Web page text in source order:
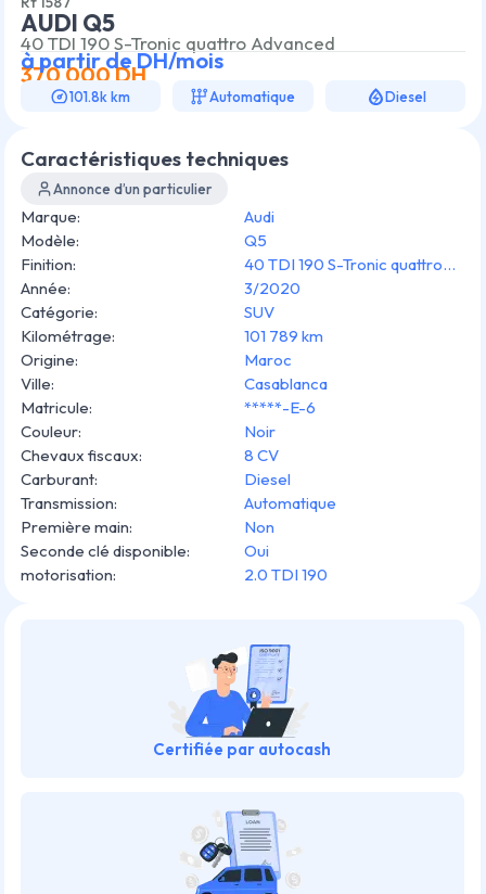
Caractéristiques techniques
Annonce d’un particulier
Marque:
Audi
Modèle:
Q5
Finition:
40 TDI 190 S-Tronic quattro
Advanced
Année:
3/2020
Catégorie:
SUV
Kilométrage:
101 789 km
Origine:
Maroc
Ville:
Casablanca
Matricule:
*****-E-6
Couleur:
Noir
Chevaux fiscaux:
8 CV
Carburant:
Diesel
Transmission:
Automatique
Première main:
Non
Seconde clé disponible:
Oui
motorisation: 2.0 TDI 190
Certifiée par autocash
AUDI Q5
40 TDI 190 S-Tronic quattro Advanced
à partir deDH/mois
370 000DH
101.8k km Automatique Diesel